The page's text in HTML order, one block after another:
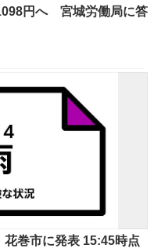
円へ 宮城労働局に答
花巻市に発表 15:45時点